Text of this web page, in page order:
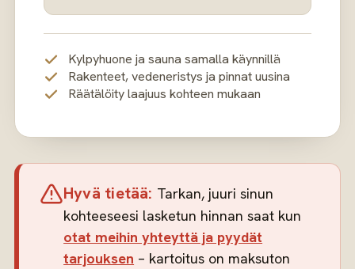
Kylpyhuone ja sauna samalla käynnillä
Rakenteet, vedeneristys ja pinnat uusina
Räätälöity laajuus kohteen mukaan
Hyvä tietää: Tarkan, juuri sinun
kohteeseesi lasketun hinnan saat kun
otat meihin yhteyttä ja pyydät
tarjouksen – kartoitus on maksuton